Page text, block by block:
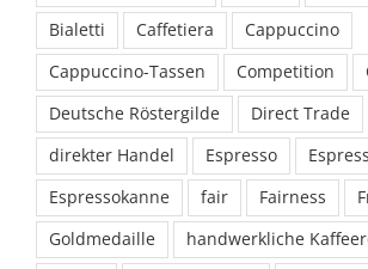
Bialetti
Caffetiera
Cappuccino
Cappuccino-Tassen
Competition
Deutsche Röstergilde
Direct Trade
direkter Handel
Espresso
Espressokanne
fair Fairness
Goldmedaille
handwerkliche